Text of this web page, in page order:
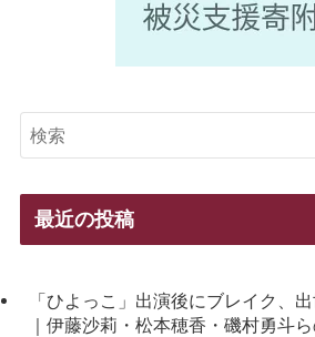
最近の投稿
「ひよっこ」出演後にブレイク、
｜伊藤沙莉・松本穂香・磯村勇斗